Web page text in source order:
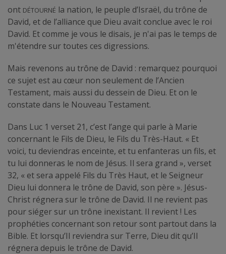
ont détourné la nation, le peuple d’Israël, du trône de
David, et de l’alliance que Dieu avait conclue avec le roi
David. Et comme je vous le disais, je n'ai pas le temps de
m'étendre sur toutes ces digressions.
Mais revenons au trône de David : remarquez pourquoi
ce sujet est au cœur non seulement de l’Ancien
Testament, mais aussi du dessein de Dieu. Et on le
constate dans le Nouveau Testament.
Dans Luc 1 verset 21, c’est l’ange qui parle à Marie
concernant le Fils de Dieu, le Fils du Très-Haut. « Et
voici, tu deviendras enceinte, et tu enfanteras un fils, et
tu lui donneras le nom de Jésus. Il sera grand », verset
32, « et sera appelé Fils du Très Haut, et le Seigneur
Dieu lui donnera le trône de David, son père ». Jésus-
Christ régnera sur le trône de David. Il ne revient pas
pour siéger sur un trône inexistant. Il revient ! Les
prophéties concernant son retour sont partout dans la
Bible. Et lorsqu’Il reviendra sur Terre, Dieu dit qu’Il
régnera depuis le trône de David.